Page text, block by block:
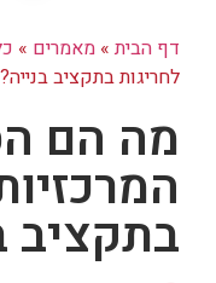
דף הבית» מאמרים »
לחריגות בתקציב בנייה?
מה הם
בתקציב